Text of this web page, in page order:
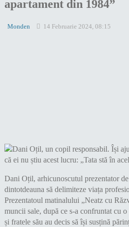
apartament din 1984”
Monden 14 Februarie 2024, 08:15
Dani Oțil, arhicunoscutul prezentator
dintotdeauna să delimiteze viața
Prezentatoul matinalului „Neatz cu
muncii sale, după ce s-a confruntat cu
și fratele său au decis să își susțină